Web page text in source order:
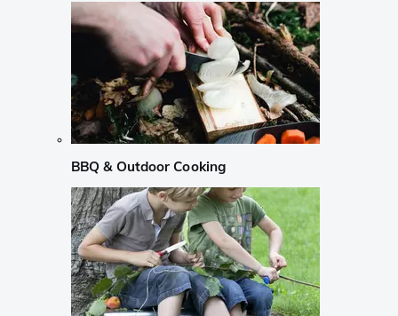
BBQ & Outdoor Cooking